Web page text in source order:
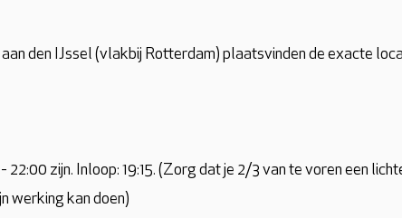
den IJssel (vlakbij Rotterdam) plaatsvinden de exacte
22:00 zijn. Inloop: 19:15. (Zorg dat je 2/3 van te voren een
werking kan doen)